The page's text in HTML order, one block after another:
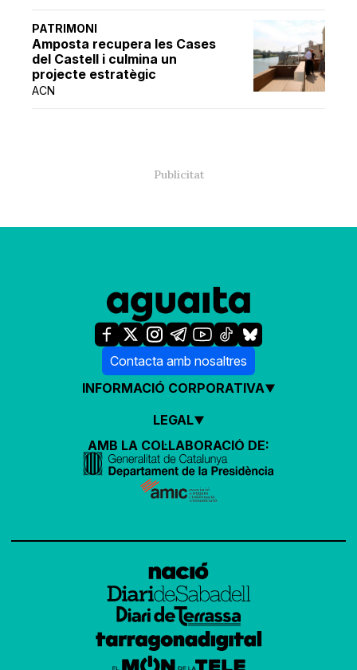
PATRIMONI
Amposta recupera les Cases
del Castell i culmina un
projecte estratègic
ACN
Contacta amb nosaltres
INFORMACIÓ CORPORATIVA
LEGAL
AMB LA COL·LABORACIÓ DE: